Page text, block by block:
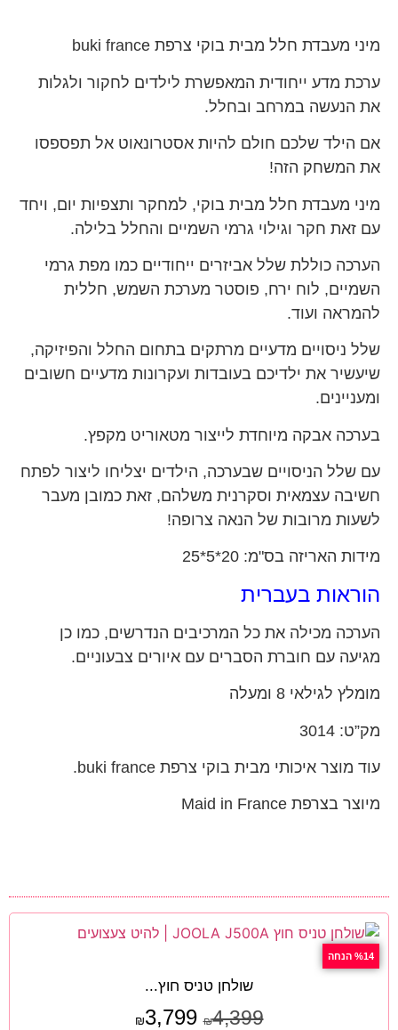
מיני מעבדת חלל מבית בוקי צרפת buki france
ערכת מדע ייחודית המאפשרת לילדים לחקור ולגלות
את הנעשה במרחב ובחלל.
אם הילד שלכם חולם להיות אסטרונאוט אל תפספסו
את המשחק הזה!
מיני מעבדת חלל מבית בוקי, למחקר ותצפיות יום, ויחד
עם זאת חקר וגילוי גרמי השמיים והחלל בלילה.
הערכה כוללת שלל אביזרים ייחודיים כמו מפת גרמי
השמיים, לוח ירח, פוסטר מערכת השמש, חללית
להמראה ועוד.
שלל ניסויים מדעיים מרתקים בתחום החלל והפיזיקה,
שיעשיר את ילדיכם בעובדות ועקרונות מדעיים חשובים
ומעניינים.
בערכה אבקה מיוחדת לייצור מטאוריט מקפץ.
עם שלל הניסויים שבערכה, הילדים יצליחו ליצור לפתח
חשיבה עצמאית וסקרנית משלהם, זאת כמובן מעבר
לשעות מרובות של הנאה צרופה!
מידות האריזה בס"מ: 20*5*25
הוראות בעברית
הערכה מכילה את כל המרכיבים הנדרשים, כמו כן
מגיעה עם חוברת הסברים עם איורים צבעוניים.
מומלץ לגילאי 8 ומעלה
מק”ט: 3014
עוד מוצר איכותי מבית בוקי צרפת buki france.
מיוצר בצרפת Maid in France
%14 הנחה
שולחן טניס חוץ...
₪4,399
₪3,799